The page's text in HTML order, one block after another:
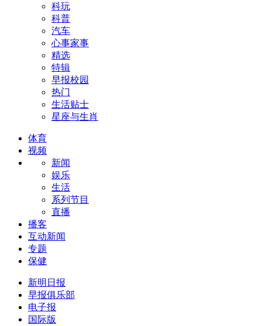
科玩
科普
汽车
心事家事
精选
特辑
早报校园
热门
生活贴士
星座与生肖
体育
视频
新闻
娱乐
生活
系列节目
直播
播客
互动新闻
专题
保健
新明日报
早报俱乐部
电子报
国际版